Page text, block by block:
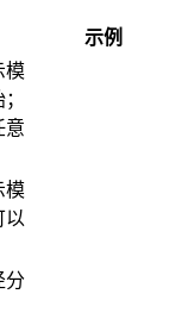
示例
模
意
模
以
分